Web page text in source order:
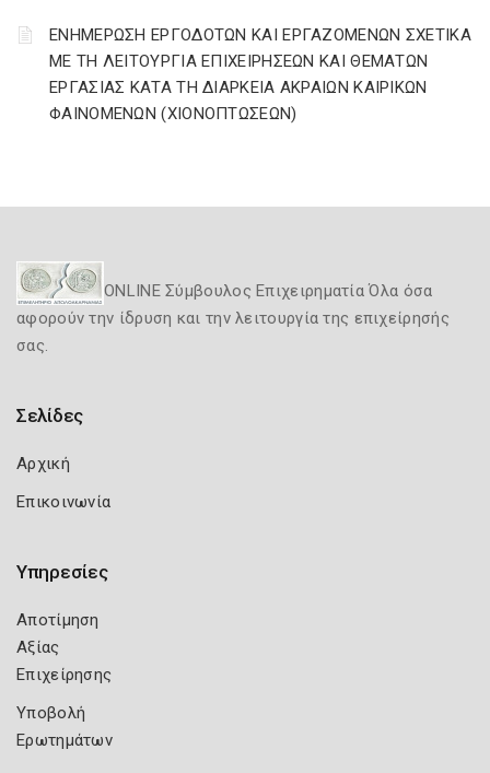
ΕΝΗΜΕΡΩΣΗ ΕΡΓΟΔΟΤΩΝ ΚΑΙ ΕΡΓΑΖΟΜΕΝΩΝ ΣΧΕΤΙΚΑ
ΜΕ ΤΗ ΛΕΙΤΟΥΡΓΙΑ ΕΠΙΧΕΙΡΗΣΕΩΝ ΚΑΙ ΘΕΜΑΤΩΝ
ΕΡΓΑΣΙΑΣ ΚΑΤΑ ΤΗ ΔΙΑΡΚΕΙΑ ΑΚΡΑΙΩΝ ΚΑΙΡΙΚΩΝ
ΦΑΙΝΟΜΕΝΩΝ (ΧΙΟΝΟΠΤΩΣΕΩΝ)
ONLINE Σύμβουλος Επιχειρηματία Όλα όσα
αφορούν την ίδρυση και την λειτουργία της επιχείρησής
σας.
Σελίδες
Αρχική
Επικοινωνία
Υπηρεσίες
Αποτίμηση
Αξίας
Επιχείρησης
Υποβολή
Ερωτημάτων